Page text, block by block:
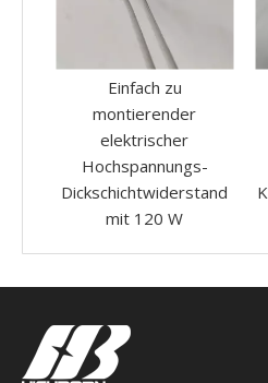
Hohe
Automobile
Kraftstoffspiegel
Sensoren
Keramik Substrat
Filmwiderstand